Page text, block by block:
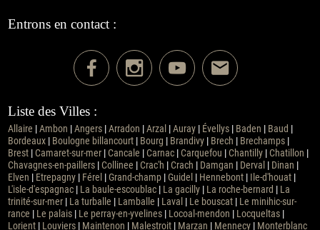
Entrons en contact :
Liste des Villes :
Allaire Ambon Angers| Arradon Arzal| Auray| Évellys| Baden Baud
Bordeaux| Boulogne billancourt| Bourg Brandivy| Brech Brechamps|
Brest| Camaret-sur-mer| Cancale Carnac| Carquefou Chantilly| Chatillon
Chavagnes-en-paillers| Collinee Crac'h Crach Damgan Derval| Dinan
Elven
Etrepagny| Férel| Grand-champ| Guidel| Hennebont| Ile-d'houat|
L'isle-d'espagnac| La baule-escoublac| La gacilly| La roche-bernard
La
trinité-sur-mer| La turballe Lamballe Laval| Le bouscat| Le minihic-sur-
rance
Le palais| Le perray-en-yvelines| Locoal-mendon Locqueltas|
Lorient| Louviers| Maintenon Malestroit| Marzan Mennecy| Monterblanc